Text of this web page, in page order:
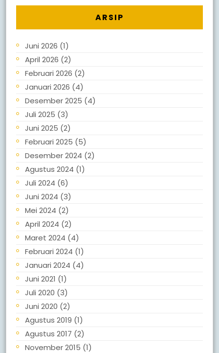
ARSIP
Juni 2026 (1)
April 2026 (2)
Februari 2026 (2)
Januari 2026 (4)
Desember 2025 (4)
Juli 2025 (3)
Juni 2025 (2)
Februari 2025 (5)
Desember 2024 (2)
Agustus 2024 (1)
Juli 2024 (6)
Juni 2024 (3)
Mei 2024 (2)
April 2024 (2)
Maret 2024 (4)
Februari 2024 (1)
Januari 2024 (4)
Juni 2021 (1)
Juli 2020 (3)
Juni 2020 (2)
Agustus 2019 (1)
Agustus 2017 (2)
November 2015 (1)